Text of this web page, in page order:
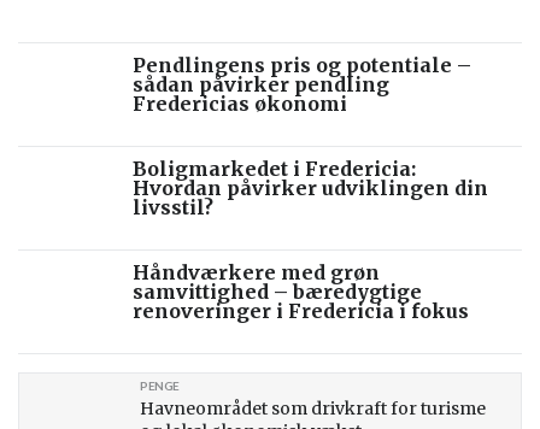
Pendlingens pris og potentiale –
sådan påvirker pendling
Fredericias økonomi
Boligmarkedet i Fredericia:
Hvordan påvirker udviklingen din
livsstil?
Håndværkere med grøn
samvittighed – bæredygtige
renoveringer i Fredericia i fokus
Havneområdet som drivkraft for turisme
PENGE